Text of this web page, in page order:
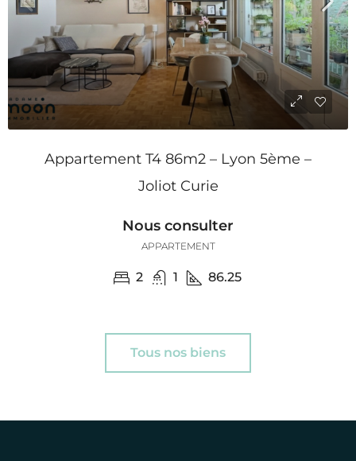
Appartement T4 86m2 – Lyon 5ème –
Joliot Curie
Nous consulter
APPARTEMENT
2 1 86.25
Tous nos biens